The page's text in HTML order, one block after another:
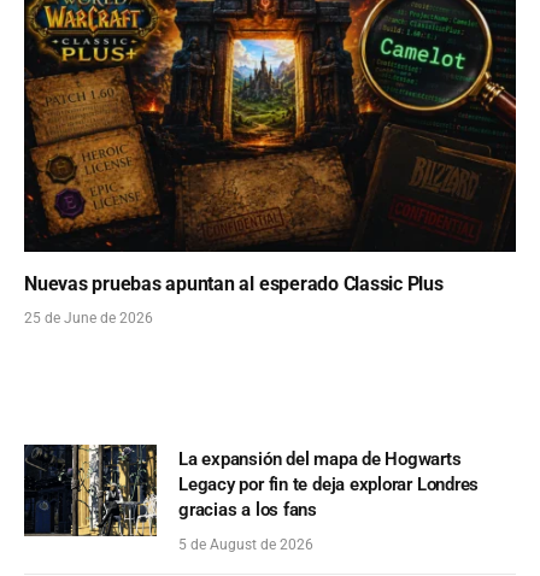
Nuevas pruebas apuntan al esperado Classic Plus
25 de June de 2026
La expansión del mapa de Hogwarts
Legacy por fin te deja explorar Londres
gracias a los fans
5 de August de 2026